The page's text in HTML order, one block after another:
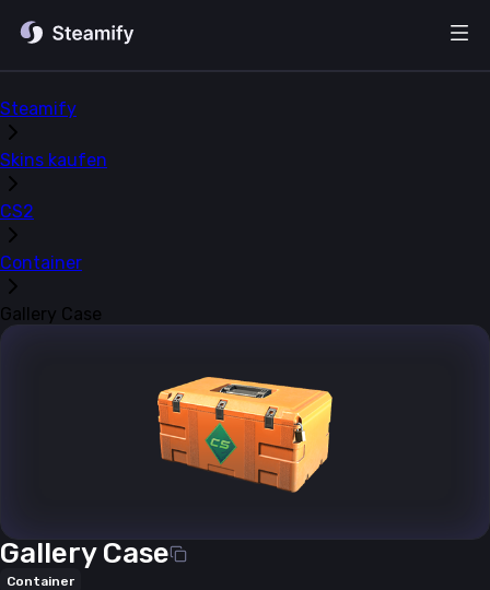
Steamify
Skins kaufen
CS2
Container
Gallery Case
Gallery Case
Container